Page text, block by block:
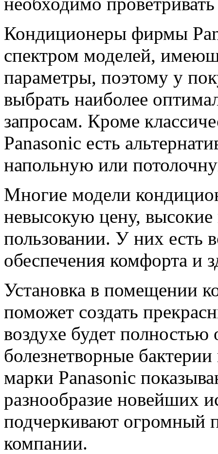
Кондиционеры фирмы
спектром моделей,
параметры, поэтому у
выбрать наиболее
запросам. Кроме
Panasonic есть
напольную или
Многие модели
невысокую цену, высокие
пользовании. У них есть
обеспечения комфорта и
Установка в помещении
поможет создать
воздухе будет полностью
болезнетворные
марки Panasonic
разнообразие новейших
подчеркивают огромный
компании.